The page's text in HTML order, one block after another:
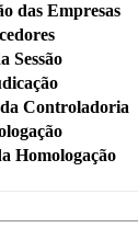
das Empresas
Sessão
Controladoria
Homologação